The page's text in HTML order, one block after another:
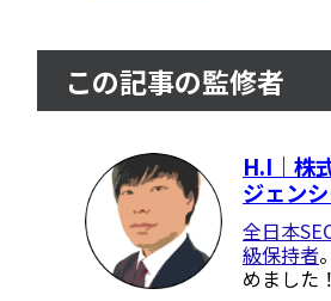
この記事の監修者
H.I｜株
ジェン
全日本
級保持者
めました！